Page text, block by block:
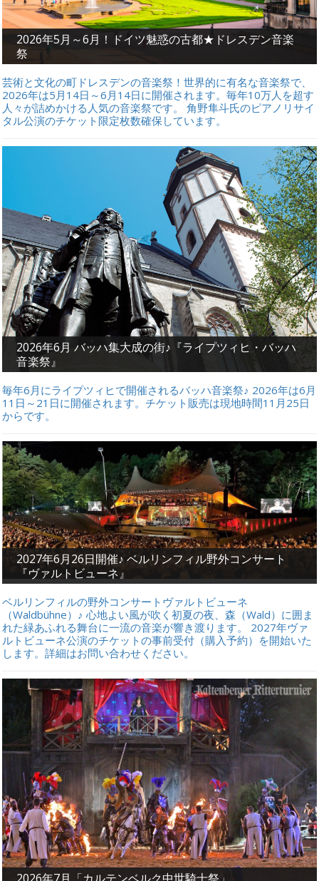
2026年5月～6月！ドイツ魅惑の古都★ドレスデン音楽
祭
芸術と文化の町ドレスデンの音楽祭！世界的に有名な音楽祭で、
2026年は5月14日～6月14日に開催されます。毎年10万人を超す
人々が詰めかける人気の音楽祭です。 角野隼斗氏のピアノリサイ
タル公演のチケット限定枚数確保しています。
2026年6月 バッハ集大成の街♪『ライプツィヒ・バッハ
音楽祭』
毎年6月にライプツィヒで開催されるバッハ音楽祭♪ 2026年は6月
11日～21日に開催されます。チケット販売は現地時間11月25日
からです。
2027年6月26日開催♪ ベルリンフィル野外コンサート
『ヴァルトビューネ』
ベルリンフィルの野外コンサートヴァルトビューネ
（Waldbühne）♪ 心地よい風が吹く初夏の夜、森（Wald）に囲ま
れた緑あふれる舞台に一流の音楽が響き渡ります。 2027年ヴァ
ルトビューネ公演のチケットの事前受付（購入予約）を開始いた
します。詳細はお問い合わせください。